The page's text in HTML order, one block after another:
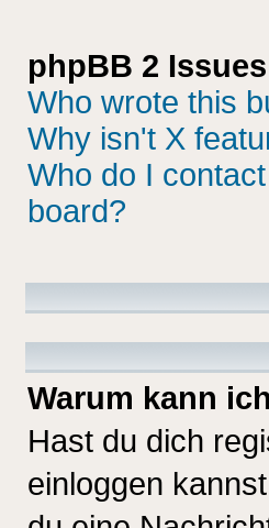
phpBB 2 Issues
Who wrote this
Why isn't X
Who do I
board?
Warum kann
Hast du dich
einloggen